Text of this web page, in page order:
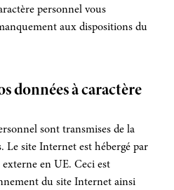
personnel vous
aux dispositions du
données à caractère
sont transmises de la
Le site Internet est hébergé par
en UE. Ceci est
du site Internet ainsi